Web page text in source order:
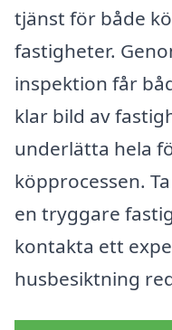
tjänst för både
fastigheter.
inspektion får
klar bild av
underlätta hela
köpprocessen.
en tryggare
kontakta ett
husbesiktning